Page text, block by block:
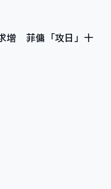
增 菲傭「攻日」十